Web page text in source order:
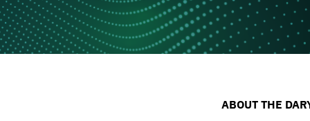
ABOUT THE